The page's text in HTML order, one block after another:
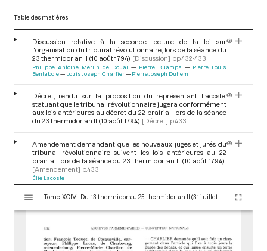
Table des matières
Discussion relative à la seconde lecture de la loi sur
l'organisation du tribunal révolutionnaire, lors de la séance du
23 thermidor an II (10 août 1794) [Discussion] pp.432-433
Philippe Antoine Merlin de Douai Pierre Ruamps
Pierre Louis
Bentabole
Louis Joseph Charlier Pierre Joseph Duhem
Décret, rendu sur la proposition du représentant Lacoste,
statuant que le tribunal révolutionnaire jugera conformément
aux lois antérieures au décret du 22 prairial, lors de la séance
du 23 thermidor an II (10 août 1794) [Décret] p.433
Amendement demandant que les nouveaux juges et jurés du
tribunal révolutionnaire suivent les lois antérieures au 22
prairial, lors de la séance du 23 thermidor an II (10 août 1794)
[Amendement] p.433
Élie Lacoste
Amendement du représentant Bourdon (de l'Oise)
s